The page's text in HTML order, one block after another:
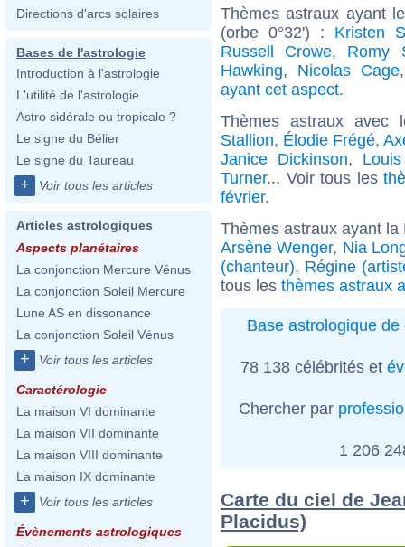
Directions d'arcs solaires
Bases de l'astrologie
Introduction à l'astrologie
L'utilité de l'astrologie
Astro sidérale ou tropicale ?
Le signe du Bélier
Le signe du Taureau
+ Voir tous les articles
Articles astrologiques
Aspects planétaires
La conjonction Mercure Vénus
La conjonction Soleil Mercure
Lune AS en dissonance
La conjonction Soleil Vénus
+ Voir tous les articles
Caractérologie
La maison VI dominante
La maison VII dominante
La maison VIII dominante
La maison IX dominante
+ Voir tous les articles
Évènements astrologiques
Thèmes astraux ayant
(orbe 0°32') : Kristen
Russell Crowe, Romy
Hawking, Nicolas Cage
ayant cet aspect.
Thèmes astraux
Stallion, Élodie Frégé,
Janice Dickinson,
Turner... Voir tous les
février.
Thèmes astraux ayant
Arsène Wenger, Nia
(chanteur), Régine
tous les thèmes astraux
Base astrologique de
78 138 célébrités et
Chercher par
1 206
Carte du ciel de
Placidus)